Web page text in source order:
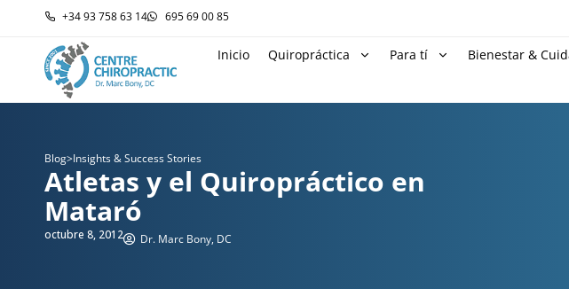
+34 93 758 63 14 695 69 00 85
Inicio Quiropráctica Para tí Bienestar &
Blog>Insights & Success Stories
Atletas y el Quiropráctico en
Mataró
octubre 8, 2012 Dr. Marc Bony, DC